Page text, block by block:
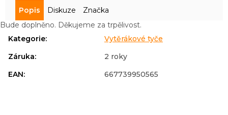
Popis Diskuze
Značka
Bude doplněno. Děkujeme za trpělivost.
Kategorie:
Vytěrákové tyče
Záruka:
2 roky
EAN: 667739950565